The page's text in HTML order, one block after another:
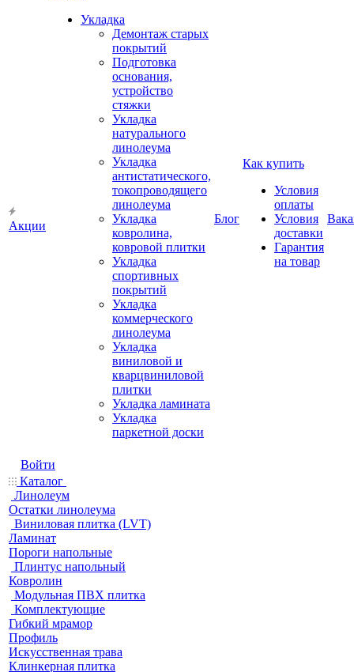
Акции
Укладка
Демонтаж старых
покрытий
Подготовка
основания,
устройство
стяжки
Укладка
натурального
линолеума
Укладка
антистатического,
токопроводящего
линолеума
Укладка
ковролина,
ковровой плитки
Укладка
спортивных
покрытий
Укладка
коммерческого
линолеума
Укладка
виниловой и
кварцвиниловой
плитки
Укладка ламината
Укладка
паркетной доски
Блог
Как купить
Условия
оплаты
Условия
доставки
Гарантия
на товар
Войти
Каталог
Линолеум
Остатки линолеума
Виниловая плитка (LVT)
Ламинат
Пороги напольные
Плинтус напольный
Ковролин
Модульная ПВХ плитка
Комплектующие
Гибкий мрамор
Профиль
Искусственная трава
Клинкерная плитка